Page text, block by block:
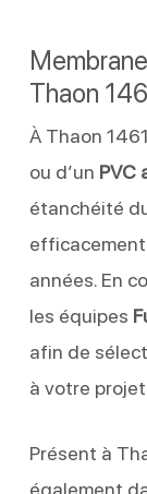
Thaon
À Thaon
ou d’un PVC
étanchéité
années. En
les équipes
afin de
à votre
Présent à
également